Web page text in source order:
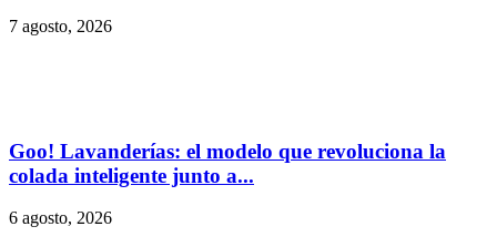
7 agosto, 2026
Goo! Lavanderías: el modelo que revoluciona la
colada inteligente junto a...
6 agosto, 2026